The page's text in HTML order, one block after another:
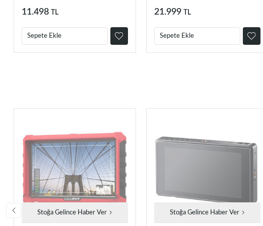
11.498 TL
Sepete Ekle
21.999 TL
Sepete Ekle
Stoğa Gelince Haber Ver Stoğa Gelince Haber Ver